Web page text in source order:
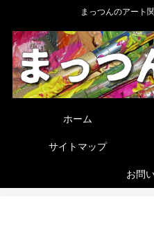
まっつんのアート
ホーム
サイトマップ
お問